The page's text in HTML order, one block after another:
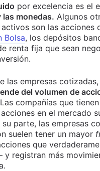
por excelencia es el
las monedas. Algunos
son las acciones
Bolsa, los depósitos
renta fija que sean
las empresas cotizadas,
del volumen de
compañías que
en el mercado
su parte, las empresas
suelen tener un mayor
que
registran más